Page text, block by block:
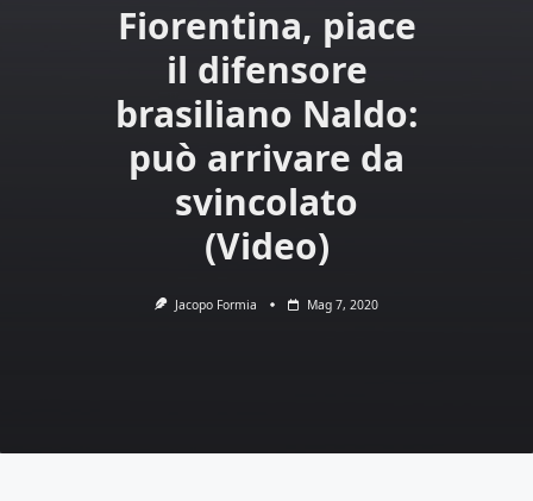
Fiorentina, piace
il difensore
brasiliano Naldo:
può arrivare da
svincolato
(Video)
Jacopo Formia Mag 7, 2020